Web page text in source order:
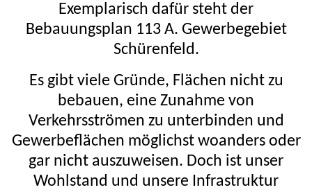
Exemplarisch dafür steht der
Bebauungsplan 113 A. Gewerbegebiet
Schürenfeld.
Es gibt viele Gründe, Flächen nicht zu
bebauen, eine Zunahme von
Verkehrsströmen zu unterbinden und
Gewerbeflächen möglichst woanders oder
gar nicht auszuweisen. Doch ist unser
Wohlstand und unsere Infrastruktur